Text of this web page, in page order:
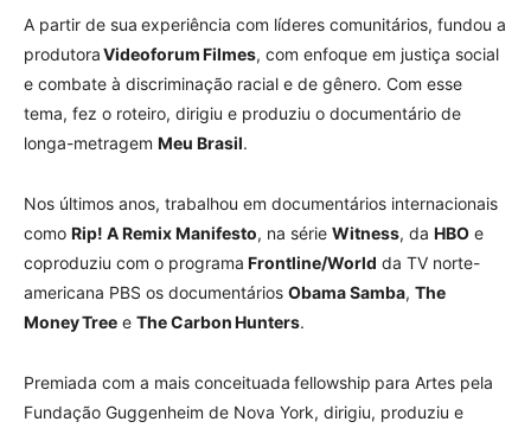
A partir de sua experiência com líderes comunitários, fundou a
produtoraVideoforum Filmes, com enfoque em justiça social
e combate à discriminação racial e de gênero. Com esse
tema, fez o roteiro, dirigiu e produziu o documentário de
longa-metragem Meu Brasil.
Nos últimos anos, trabalhou em documentários internacionais
como Rip! A Remix Manifesto, na série Witness, da HBO e
coproduziu com o programa Frontline/World da TV norte-
americana PBS os documentários Obama Samba, The
Money Tree e The Carbon Hunters.
Premiada com a mais conceituada fellowship para Artes pela
Fundação Guggenheim de Nova York, dirigiu, produziu e